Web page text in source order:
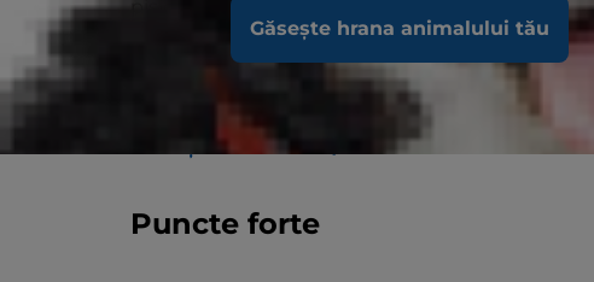
Găsește hrana animalului tău
pisicile adulte tinere după sterilizare și până la
greutate) este o nutriție disponibilă exclusiv în
multiple, formulată pentru a susține o
urinar și digestiv. Tehnologia noastră unică de
companie să atingă și să își mențină greutatea
Pentru a sprijini o zi mai bună astăzi și multe
GĂSEȘTE UN MEDIC/ADĂPOST
Puncte forte